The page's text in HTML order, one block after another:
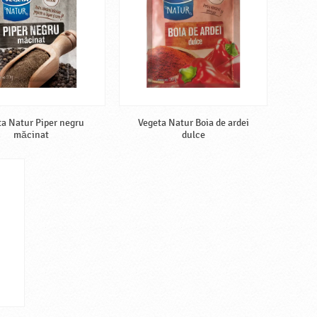
Natur Piper negru
măcinat
Vegeta Natur Boia de ardei
dulce